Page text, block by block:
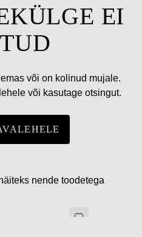
EI
või on kolinud mujale.
või kasutage otsingut.
nende toodetega